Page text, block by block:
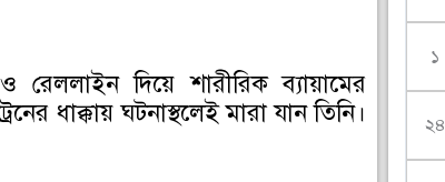
রেললাইন দিয়ে শারীরিক ব্যায়ামের
ধাক্কায় ঘটনাস্থলেই মারা যান তিনি।
১
২৪